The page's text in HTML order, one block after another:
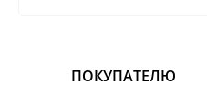
ПОКУПАТЕЛЮ